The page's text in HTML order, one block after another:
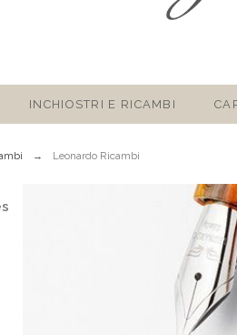
INCHIOSTRI E RICAMBI
Leonardo Ricambi